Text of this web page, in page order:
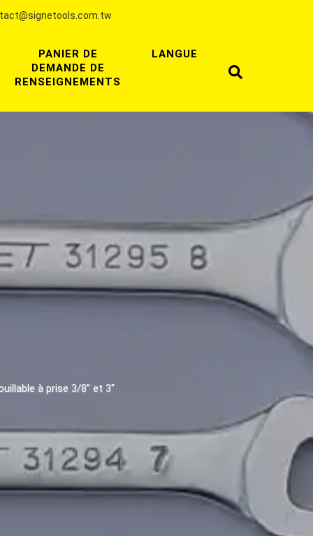
PANIER DE
DEMANDE DE
RENSEIGNEMENTS
LANGUE
à prise 3/8" et 3"